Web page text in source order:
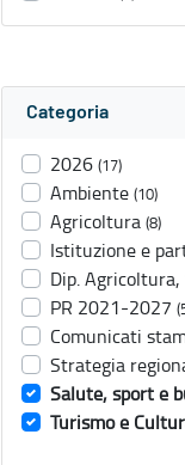
Categoria
2026 (17)
Ambiente (10)
Agricoltura (8)
Istituzione e
Dip.
PR 2021-2027
Comunicati
Strategia
Salute, sport e
Turismo e